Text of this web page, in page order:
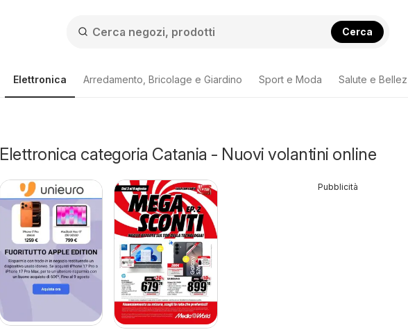
Cerca
Elettronica Arredamento, Bricolage e Giardino Sport e Moda Salute e
Elettronica categoria Catania - Nuovi volantini online
Pubblicità